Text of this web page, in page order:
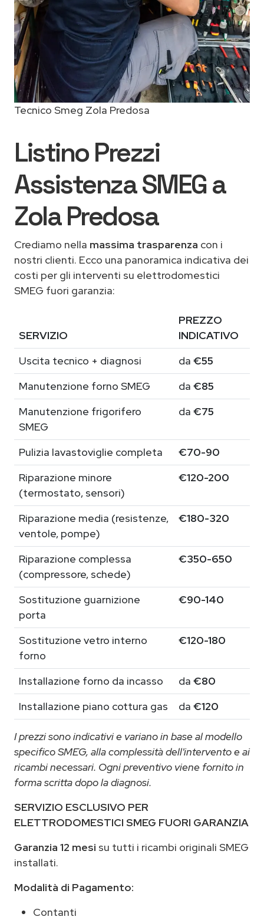
Tecnico Smeg Zola Predosa
Listino Prezzi
Assistenza SMEG a
Zola Predosa
Crediamo nella massima trasparenza con i
nostri clienti. Ecco una panoramica indicativa dei
costi per gli interventi su elettrodomestici
SMEG fuori garanzia:
SERVIZIO
PREZZO
INDICATIVO
Uscita tecnico + diagnosi
da €55
Manutenzione forno SMEG
da €85
Manutenzione frigorifero
SMEG
da €75
Pulizia lavastoviglie completa
€70-90
Riparazione minore
(termostato, sensori)
€120-200
Riparazione media (resistenze,
ventole, pompe)
€180-320
Riparazione complessa
(compressore, schede)
€350-650
Sostituzione guarnizione
porta
€90-140
Sostituzione vetro interno
forno
€120-180
Installazione forno da incasso da €80
Installazione piano cottura gas
da €120
I prezzi sono indicativi e variano in base al modello
specifico SMEG, alla complessità dell'intervento e ai
ricambi necessari. Ogni preventivo viene fornito in
forma scritta dopo la diagnosi.
SERVIZIO ESCLUSIVO PER
ELETTRODOMESTICI SMEG FUORI GARANZIA
Garanzia 12 mesi su tutti i ricambi originali SMEG
installati.
Modalità di Pagamento:
Contanti